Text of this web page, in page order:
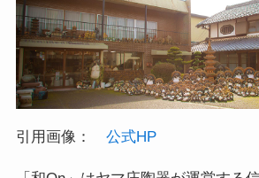
引用画像： 公式HP